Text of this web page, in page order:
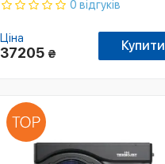
0 відгуків
Ціна
37205 ₴
Купити